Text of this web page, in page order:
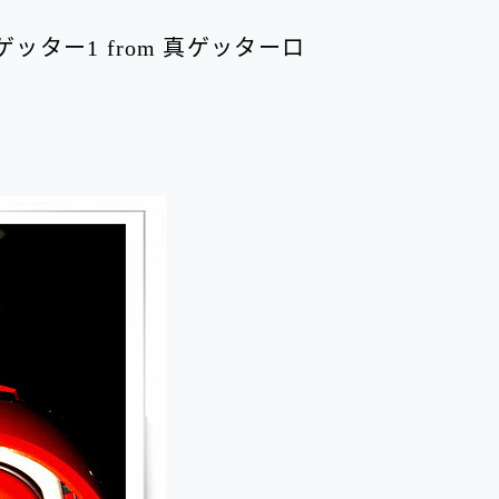
ッター1 from 真ゲッターロ